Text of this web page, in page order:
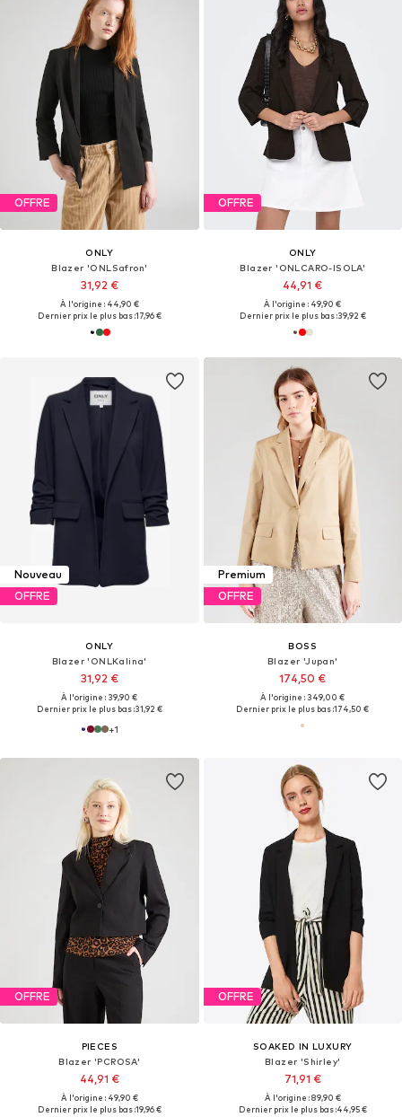
OFFRE
ONLY
Blazer 'ONLSafron'
31,92 €
À l'origine : 44,90 €
Dernier prix le plus bas :17,96 €
OFFRE
ONLY
Blazer 'ONLCARO-ISOLA'
44,91 €
À l'origine : 49,90 €
Dernier prix le plus bas :39,92 €
Nouveau
OFFRE
ONLY
Blazer 'ONLKalina'
31,92 €
À l'origine : 39,90 €
Dernier prix le plus bas :31,92 €
+1
Premium
OFFRE
BOSS
Blazer 'Jupan'
174,50 €
À l'origine : 349,00 €
Dernier prix le plus bas :174,50 €
OFFRE
PIECES
Blazer 'PCROSA'
44,91 €
À l'origine : 49,90 €
Dernier prix le plus bas :19,96 €
OFFRE
SOAKED IN LUXURY
Blazer 'Shirley'
71,91 €
À l'origine : 89,90 €
Dernier prix le plus bas :44,95 €